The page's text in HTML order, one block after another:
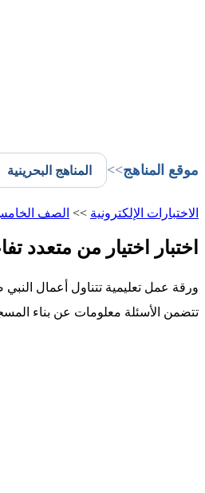
موقع المناهج>>
الاختبارات الإلكترونية >> الصف
اختبار اختيار من متعدد
ورقة عمل تعليمية تتناول أعمال
تتضمن الأسئلة معلومات عن بناء